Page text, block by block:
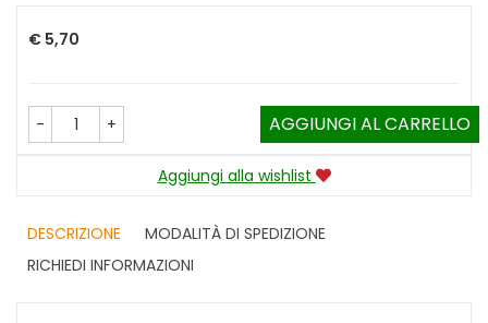
Prezzo
€ 5,70
- + AGGIUNGI AL CARRELLO
Aggiungi alla wishlist
DESCRIZIONE
MODALITÀ DI SPEDIZIONE
RICHIEDI INFORMAZIONI